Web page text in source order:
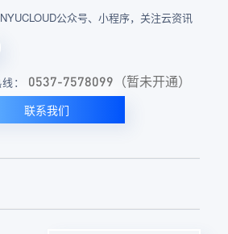
公众号、小程序，关注云资讯
： 0537-7578099（暂未开通）
联系我们